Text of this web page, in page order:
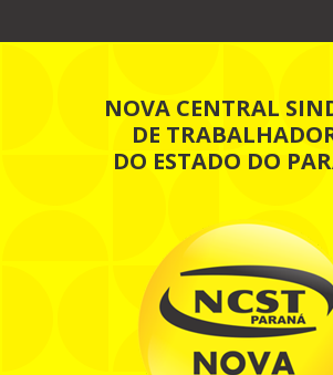
NOVA CENTRAL
DE
DO ESTADO DO